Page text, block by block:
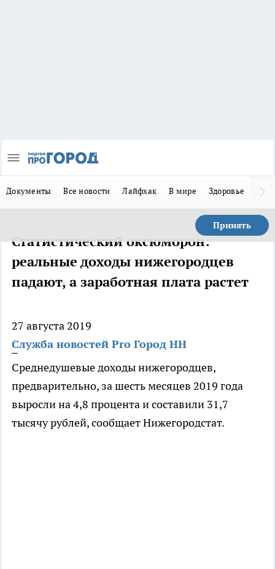
Документы Все новости Лайфхак В мире Здоровье
Принять
Статистический оксюморон:
реальные доходы нижегородцев
падают, а заработная плата растет
27 августа 2019
Служба новостей Pro Город НН
Среднедушевые доходы нижегородцев,
предварительно, за шесть месяцев 2019 года
выросли на 4,8 процента и составили 31,7
тысячу рублей, сообщает Нижегородстат.